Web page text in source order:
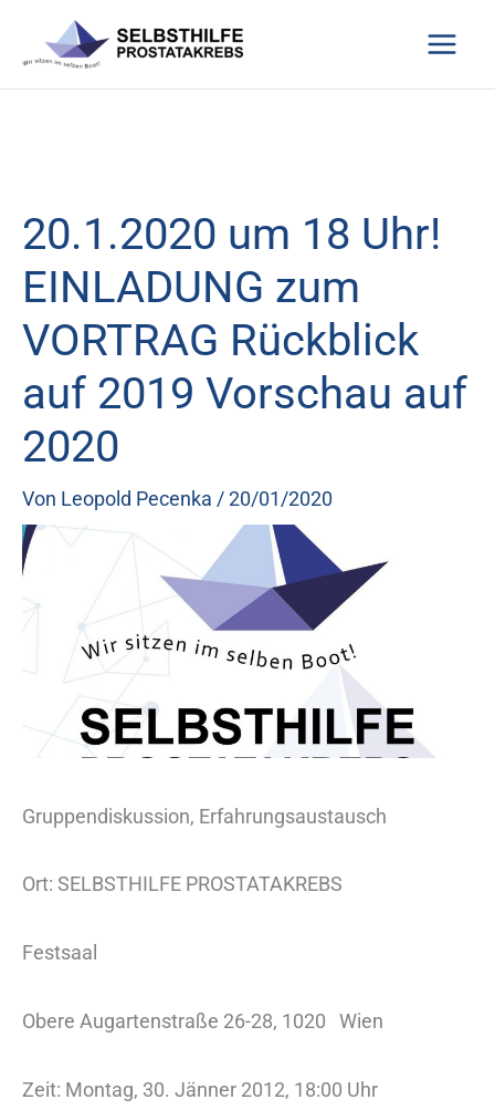
Inhalt
springen
20.1.2020 um 18 Uhr!
EINLADUNG zum
VORTRAG Rückblick
auf 2019 Vorschau auf
2020
Von Leopold Pecenka /20/01/2020
Gruppendiskussion, Erfahrungsaustausch
Ort: SELBSTHILFE PROSTATAKREBS
Festsaal
Obere Augartenstraße 26-28, 1020 Wien
Zeit: Montag, 30. Jänner 2012, 18:00 Uhr